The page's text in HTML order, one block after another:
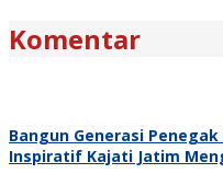
Komentar
Bangun Generasi
Inspiratif Kajati Jatim